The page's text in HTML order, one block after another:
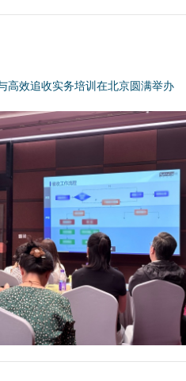
高效追收实务培训在北京圆满举办